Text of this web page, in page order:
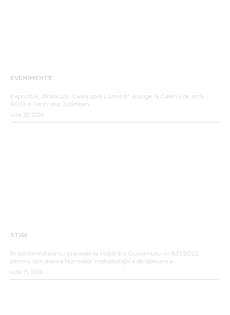
EVENIMENTE
Expoziția „Brâncuși. Calea spre Lumină" ajunge la Galeria de artă
ROD a Centrului Județean...
iulie 30, 2026
STIRI
În conformitate cu prevederile Hotărârii Guvernului nr.831/2022
pentru aprobarea Normelor metodologica de aplicare a...
iulie 15, 2026